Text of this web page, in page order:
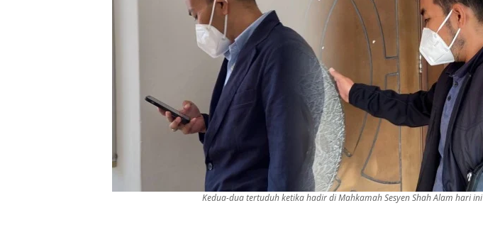
Kedua-dua tertuduh ketika hadir di Mahkamah Sesyen Shah Alam hari ini